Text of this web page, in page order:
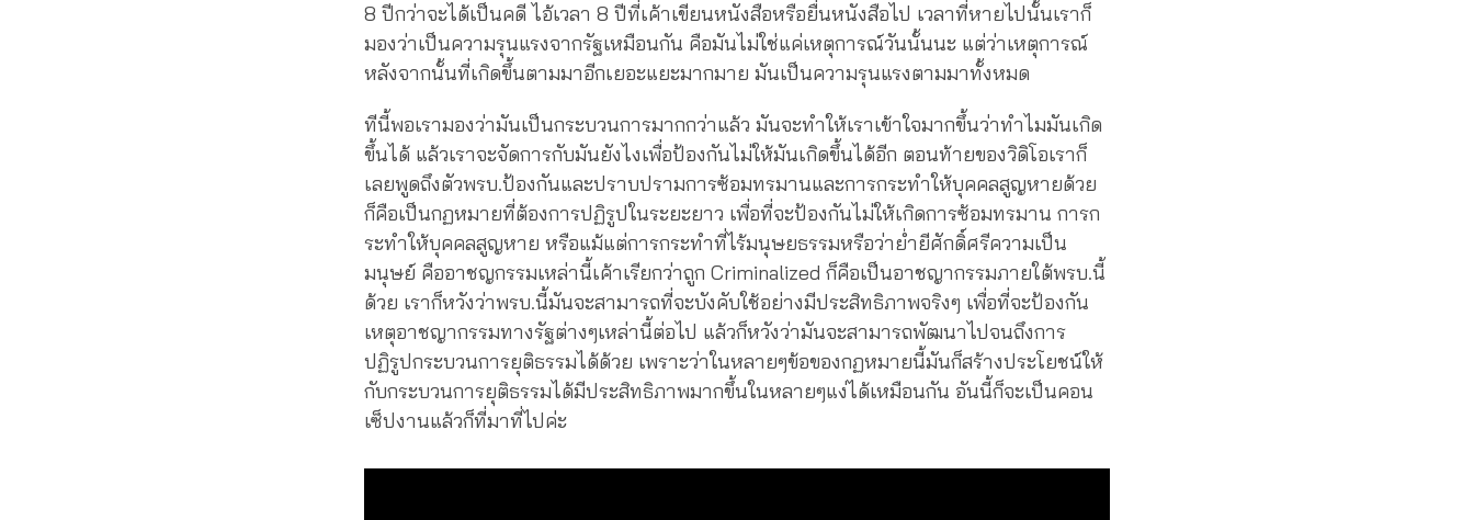
8 ปีกว่าจะได้เป็นคดี ไอ้เวลา 8 ปีที่เค้าเขียนหนังสือหรือยื่นหนังสือไป เวลาที่หายไปนั้นเราก็
มองว่าเป็นความรุนแรงจากรัฐเหมือนกัน คือมันไม่ใช่แค่เหตุการณ์วันนั้นนะ แต่ว่าเหตุการณ์
หลังจากนั้นที่เกิดขึ้นตามมาอีกเยอะแยะมากมาย มันเป็นความรุนแรงตามมาทั้งหมด
ทีนี้พอเรามองว่ามันเป็นกระบวนการมากกว่าแล้ว มันจะทำให้เราเข้าใจมากขึ้นว่าทำไมมันเกิด
ขึ้นได้ แล้วเราจะจัดการกับมันยังไงเพื่อป้องกันไม่ให้มันเกิดขึ้นได้อีก ตอนท้ายของวิดิโอเราก็
เลยพูดถึงตัวพรบ.ป้องกันและปราบปรามการซ้อมทรมานและการกระทำให้บุคคลสูญหายด้วย
ก็คือเป็นกฏหมายที่ต้องการปฏิรูปในระยะยาว เพื่อที่จะป้องกันไม่ให้เกิดการซ้อมทรมาน การก
ระทำให้บุคคลสูญหาย หรือแม้แต่การกระทำที่ไร้มนุษยธรรมหรือว่าย่ำยีศักดิ์ศรีความเป็น
มนุษย์ คืออาชญกรรมเหล่านี้เค้าเรียกว่าถูก Criminalized ก็คือเป็นอาชญากรรมภายใต้พรบ.นี้
ด้วย เราก็หวังว่าพรบ.นี้มันจะสามารถที่จะบังคับใช้อย่างมีประสิทธิภาพจริงๆ เพื่อที่จะป้องกัน
เหตุอาชญากรรมทางรัฐต่างๆเหล่านี้ต่อไป แล้วก็หวังว่ามันจะสามารถพัฒนาไปจนถึงการ
ปฏิรูปกระบวนการยุติธรรมได้ด้วย เพราะว่าในหลายๆข้อของกฏหมายนี้มันก็สร้างประโยชน์ให้
กับกระบวนการยุติธรรมได้มีประสิทธิภาพมากขึ้นในหลายๆแง่ได้เหมือนกัน อันนี้ก็จะเป็นคอน
เซ็ปงานแล้วก็ที่มาที่ไปค่ะ